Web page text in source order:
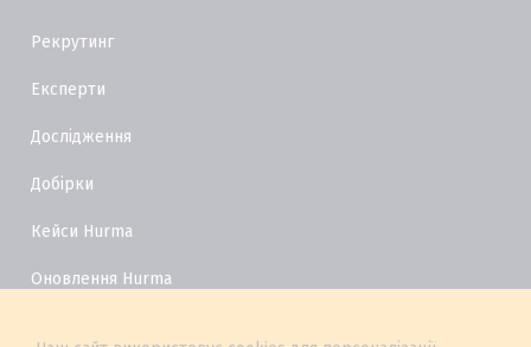
Рекрутинг
Експерти
Дослідження
Добірки
Кейси Hurma
Оновлення Hurma